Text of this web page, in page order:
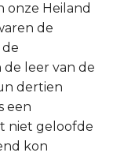
onze Heiland
de
de leer van de
dertien
een
niet geloofde
kon